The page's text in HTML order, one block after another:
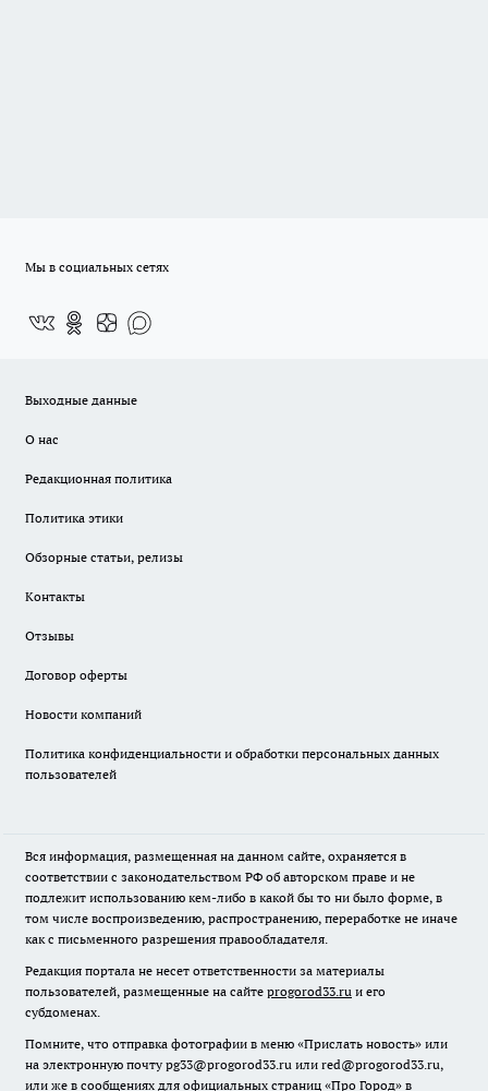
Мы в социальных сетях
Выходные данные
О нас
Редакционная политика
Политика этики
Обзорные статьи, релизы
Контакты
Отзывы
Договор оферты
Новости компаний
Политика конфиденциальности и обработки персональных данных
пользователей
Вся информация, размещенная на данном сайте, охраняется в
соответствии с законодательством РФ об авторском праве и не
подлежит использованию кем-либо в какой бы то ни было форме, в
том числе воспроизведению, распространению, переработке не иначе
как с письменного разрешения правообладателя.
Редакция портала не несет ответственности за материалы
пользователей, размещенные на сайте progorod33.ru и его
субдоменах.
Помните, что отправка фотографии в меню «Прислать новость» или
на электронную почту pg33@progorod33.ru или red@progorod33.ru,
или же в сообщениях для официальных страниц «Про Город» в